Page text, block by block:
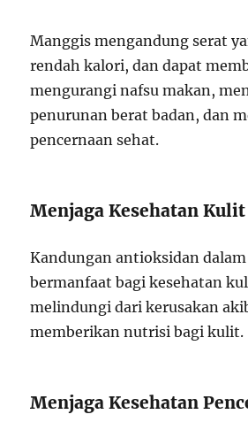
Manggis mengandung serat
rendah kalori, dan dapat
mengurangi nafsu makan,
penurunan berat badan, dan
pencernaan sehat.
Menjaga Kesehatan Kulit
Kandungan antioksidan
bermanfaat bagi kesehatan
melindungi dari kerusakan
memberikan nutrisi bagi kulit.
Menjaga Kesehatan